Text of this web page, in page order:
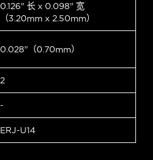
0.126" 长 x 0.098" 宽
（3.20mm x 2.50mm）
0.028"（0.70mm）
2
-
ERJ-U14